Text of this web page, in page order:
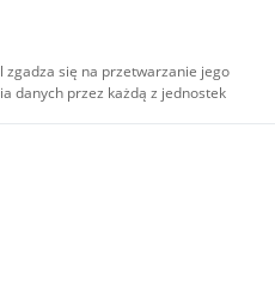
się na przetwarzanie jego
danych przez każdą z jednostek